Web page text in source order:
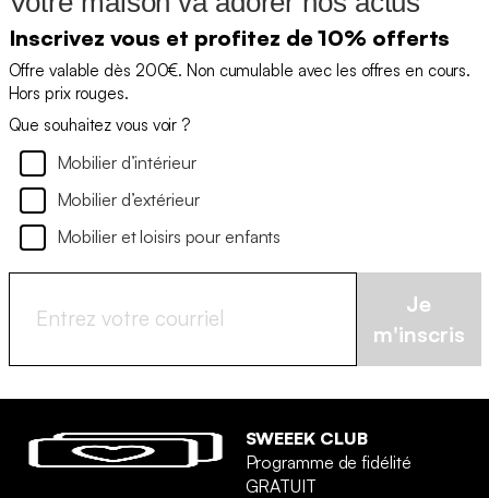
Inscrivez vous et profitez de 10% offerts
Offre valable dès 200€. Non cumulable avec les offres en cours.
Hors prix rouges.
Que souhaitez vous voir ?
Mobilier d’intérieur
Mobilier d’extérieur
Mobilier et loisirs pour enfants
Je
m'inscris
SWEEEK CLUB
Programme de fidélité
GRATUIT